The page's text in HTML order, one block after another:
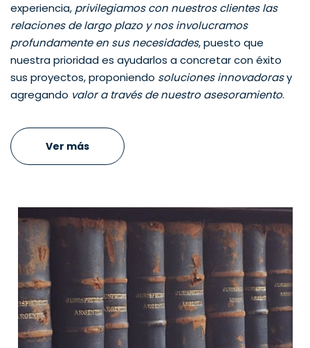
experiencia, privilegiamos con nuestros clientes las
relaciones de largo plazo y nos involucramos
profundamente en sus necesidades, puesto que
nuestra prioridad es ayudarlos a concretar con éxito
sus proyectos, proponiendo soluciones innovadorasy
agregando valor a través de nuestro asesoramiento.
Ver más